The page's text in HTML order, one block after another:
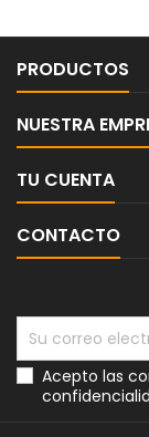
PRODUCTOS
NUESTRA
TU CUENTA
CONTACTO
Acepto las